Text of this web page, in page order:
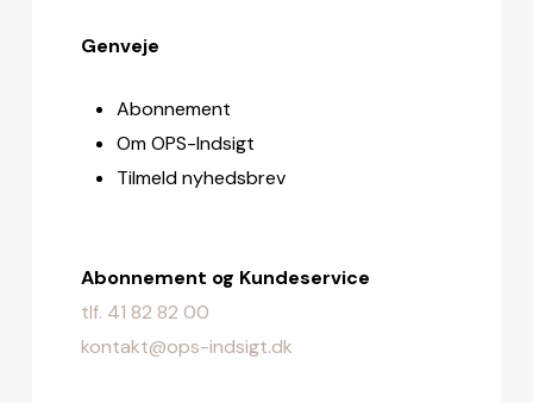
Genveje
Abonnement
Om OPS-Indsigt
Tilmeld nyhedsbrev
Abonnement og Kundeservice
tlf. 41 82 82 00
kontakt@ops-indsigt.dk